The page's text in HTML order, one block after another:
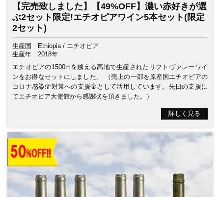
【完売致しました】【49%OFF】濃い赤好きが選
ぶ2セット限定!エチオピアワイン5本セット(限定
2セット)
生産国
Ethiopia / エチオピア
生産年
2018年
エチオピアの1500mを越える高地で生産されたリフトヴァレーワイ
ンをお得なセットにしました。 （売上の一部を原産国エチオピアの
コロナ感染症対策への支援金として活用しています。先日の支援に
てエチオピア大使館から感謝状を頂きました。）
詳しく見る